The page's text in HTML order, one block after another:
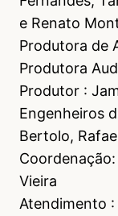
e Renato
Produtora de
Produtora
Produtor :
Engenheiros
Bertolo,
Vieira
Atendimento :